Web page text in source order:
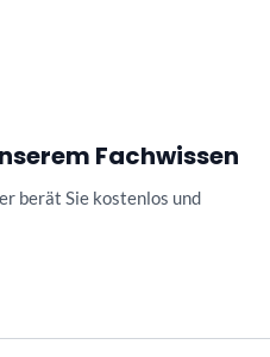
Fachwissen
berät Sie kostenlos und